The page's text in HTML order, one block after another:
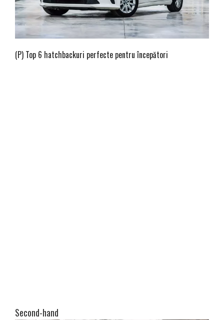
(P) Top 6 hatchbackuri perfecte pentru începători
Second-hand